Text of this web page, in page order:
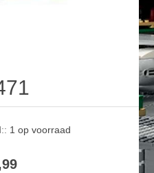
1 op voorraad